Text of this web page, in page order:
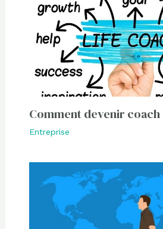
Comment devenir coach
Entreprise